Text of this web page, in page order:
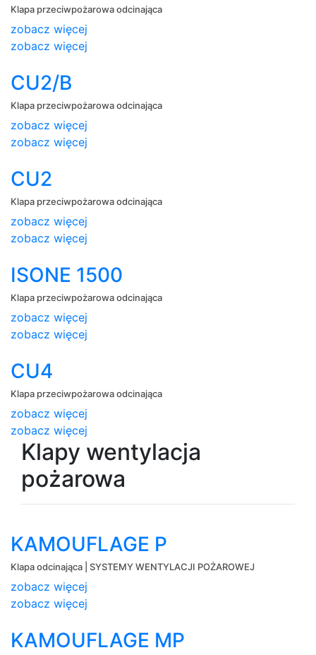
Klapa przeciwpożarowa odcinająca
zobacz więcej
zobacz więcej
CU2/B
Klapa przeciwpożarowa odcinająca
zobacz więcej
zobacz więcej
CU2
Klapa przeciwpożarowa odcinająca
zobacz więcej
zobacz więcej
ISONE 1500
Klapa przeciwpożarowa odcinająca
zobacz więcej
zobacz więcej
CU4
Klapa przeciwpożarowa odcinająca
zobacz więcej
zobacz więcej
Klapy wentylacja
pożarowa
KAMOUFLAGE P
Klapa odcinająca | SYSTEMY WENTYLACJI POŻAROWEJ
zobacz więcej
zobacz więcej
KAMOUFLAGE MP